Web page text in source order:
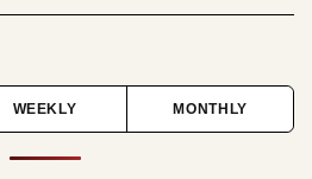
WEEKLY MONTHLY